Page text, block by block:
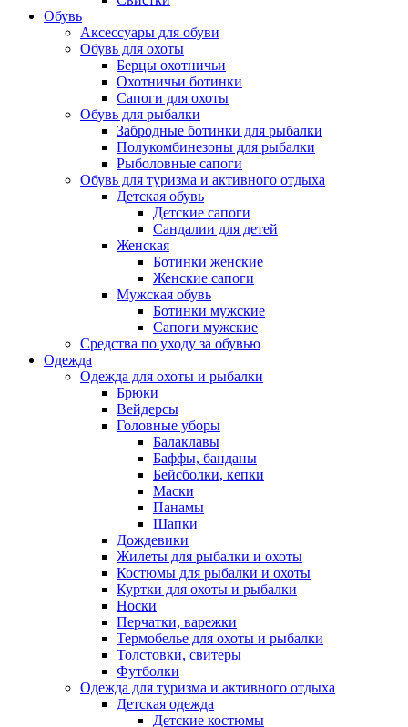
Обувь
Аксессуары для обуви
Обувь для охоты
Берцы охотничьи
Охотничьи ботинки
Сапоги для охоты
Обувь для рыбалки
Забродные ботинки для рыбалки
Полукомбинезоны для рыбалки
Рыболовные сапоги
Обувь для туризма и активного отдыха
Детская обувь
Детские сапоги
Сандалии для детей
Женская
Ботинки женские
Женские сапоги
Мужская обувь
Ботинки мужские
Сапоги мужские
Средства по уходу за обувью
Одежда
Одежда для охоты и рыбалки
Брюки
Вейдерсы
Головные уборы
Балаклавы
Баффы, банданы
Бейсболки, кепки
Маски
Панамы
Шапки
Дождевики
Жилеты для рыбалки и охоты
Костюмы для рыбалки и охоты
Куртки для охоты и рыбалки
Носки
Перчатки, варежки
Термобелье для охоты и рыбалки
Толстовки, свитеры
Футболки
Одежда для туризма и активного отдыха
Детская одежда
Детские костюмы